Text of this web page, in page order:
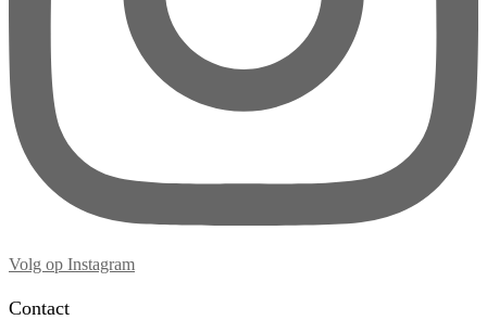
Volg op Instagram
Contact